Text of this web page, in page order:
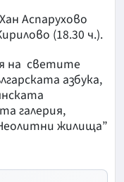
Аспарухово
(18.30 ч.).
на светите
азбука,
галерия,
жилища”